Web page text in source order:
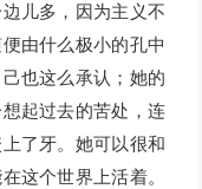
儿多，因为主义不
由什么极小的孔中
也这么承认；她的
起过去的苦处，连
了牙。她可以很和
这个世界上活着。